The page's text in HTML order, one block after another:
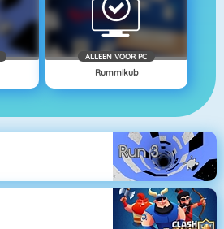
ALLEEN VOOR PC
Rummikub